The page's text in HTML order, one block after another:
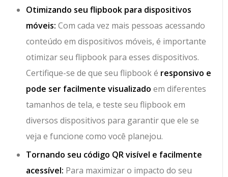
Otimizando seu flipbook para dispositivos
móveis: Com cada vez mais pessoas acessando
conteúdo em dispositivos móveis, é importante
otimizar seu flipbook para esses dispositivos.
Certifique-se de que seu flipbook é responsivo e
pode ser facilmente visualizado em diferentes
tamanhos de tela, e teste seu flipbook em
diversos dispositivos para garantir que ele se
veja e funcione como você planejou.
Tornando seu código QR visível e facilmente
acessível: Para maximizar o impacto do seu